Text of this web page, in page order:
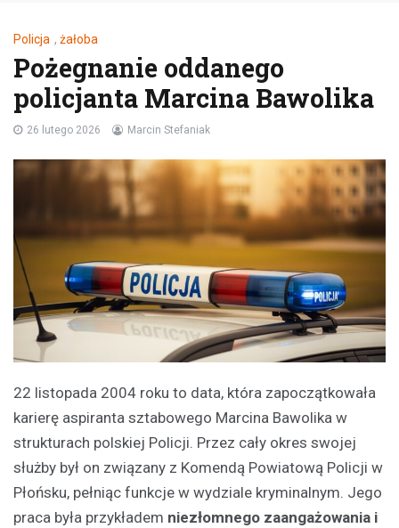
Policja , żałoba
Pożegnanie oddanego
policjanta Marcina Bawolika
26 lutego 2026 Marcin Stefaniak
22 listopada 2004 roku to data, która zapoczątkowała
karierę aspiranta sztabowego Marcina Bawolika w
strukturach polskiej Policji. Przez cały okres swojej
służby był on związany z Komendą Powiatową Policji w
Płońsku, pełniąc funkcje w wydziale kryminalnym. Jego
praca była przykładem niezłomnego zaangażowania i